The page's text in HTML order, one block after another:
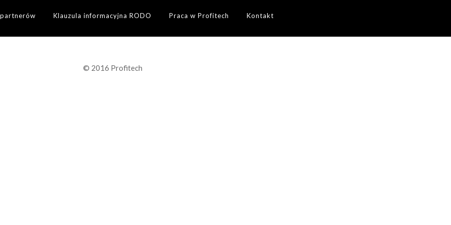
Klauzula informacyjna RODO Praca w Profitech Kontakt
© 2016 Profitech